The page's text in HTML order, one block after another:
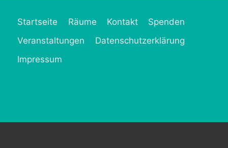
Startseite Räume Kontakt
Spenden
Veranstaltungen
Datenschutzerklärung
Impressum